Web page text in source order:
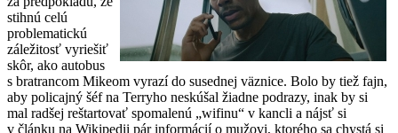
stihnú celú
problematickú
záležitosť vyriešiť
skôr, ako autobus
s bratrancom Mikeom vyrazí do susednej väznice. Bolo by tiež fajn,
aby policajný šéf na Terryho neskúšal žiadne podrazy, inak by si
mal radšej reštartovať spomalenú „wifinu“ v kancli a nájsť si
v článku na Wikipedii pár informácií o mužovi, ktorého sa chystá si